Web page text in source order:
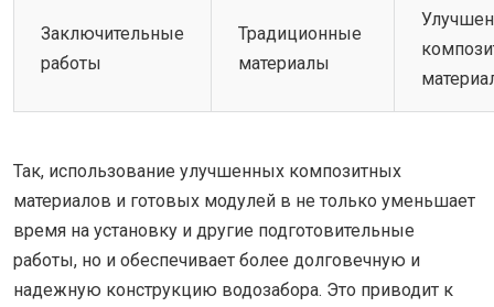
Заключительные
работы
Традиционные
материалы
Так, использование улучшенных композитных
материалов и готовых модулей в не только уменьшает
время на установку и другие подготовительные
работы, но и обеспечивает более долговечную и
надежную конструкцию водозабора. Это приводит к